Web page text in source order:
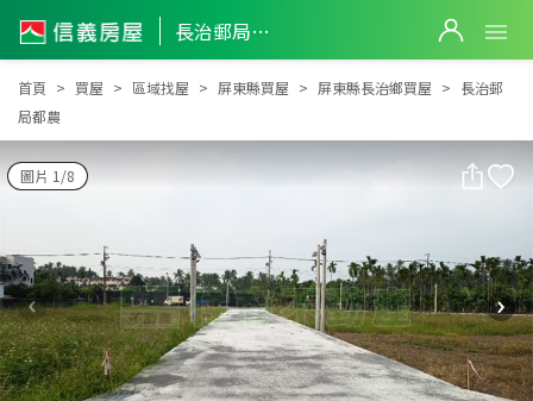
長治郵局都農
長治郵局都農
首頁 買屋 區域找屋 屏東縣買屋 屏東縣長治鄉買屋
長治郵
局都農
圖片 1/8